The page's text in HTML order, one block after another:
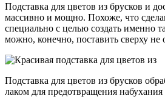
Подставка для цветов из брусков и
массивно и мощно. Похоже, что
специально с целью создать именно
можно, конечно, поставить сверху не
Подставка для цветов из брусков
лаком для предотвращения набухания